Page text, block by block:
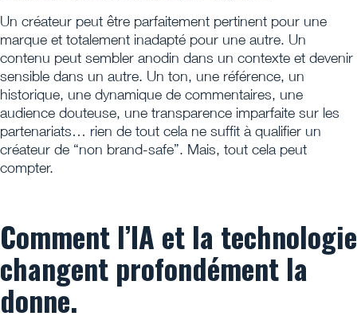
Un créateur peut être parfaitement pertinent pour une
marque et totalement inadapté pour une autre. Un
contenu peut sembler anodin dans un contexte et devenir
sensible dans un autre. Un ton, une référence, un
historique, une dynamique de commentaires, une
audience douteuse, une transparence imparfaite sur les
partenariats… rien de tout cela ne suffit à qualifier un
créateur de “non brand-safe”. Mais, tout cela peut
compter.
Comment l’IA et la technologie
changent profondément la
donne.